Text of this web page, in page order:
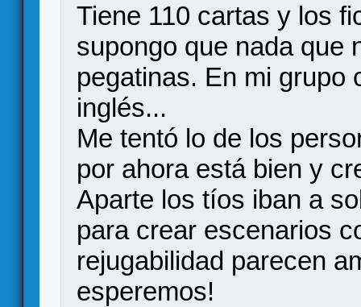
Tiene 110 cartas y los
supongo que nada que
pegatinas. En mi grupo
inglés...
Me tentó lo de los
por ahora está bien y
Aparte los tíos iban a
para crear escenarios
rejugabilidad parecen
esperemos!